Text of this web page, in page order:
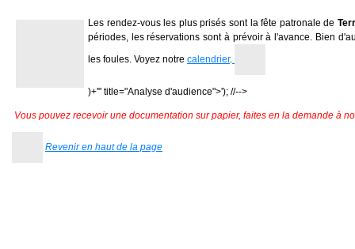
Les rendez-vous les plus prisés sont la fête patronale de
périodes, lesréservations sont à prévoir à l'avance. Bien
les foules. Voyez notre calendrier.
)+'" title="Analyse d'audience">'); //-->
Vous pouvez recevoir une documentation sur papier, faites en la demande à
Revenir en haut de la page